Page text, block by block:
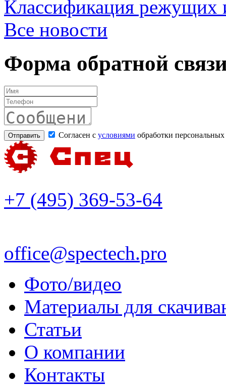
Классификация режущих
Все новости
Форма обратной
Согласен с условиями обработки
+7 (495) 369-53-64
office@spectech.pro
Фото/видео
Материалы для
Статьи
О компании
Контакты